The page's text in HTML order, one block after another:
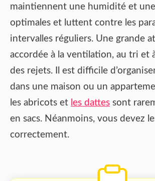
maintiennent une humidité et
optimales et luttent contre les
intervalles réguliers. Une grande
accordée à la ventilation, au tri et
des rejets. Il est difficile
dans une maison ou un
les abricots et les dattes sont
en sacs. Néanmoins, vous devez
correctement.